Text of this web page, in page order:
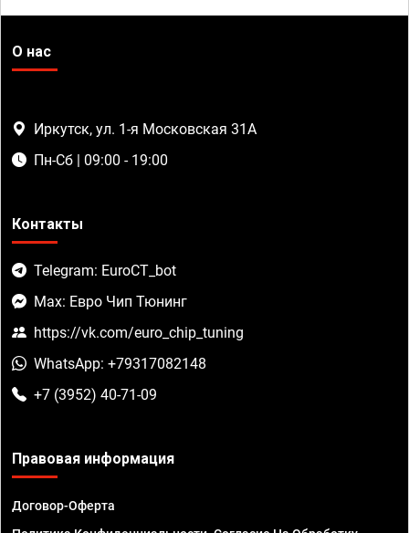
О нас
Иркутск, ул. 1-я Московская 31А
Пн-Сб | 09:00 - 19:00
Контакты
Telegram: EuroCT_bot
Max: Евро Чип Тюнинг
https://vk.com/euro_chip_tuning
WhatsApp: +79317082148
+7 (3952) 40-71-09
Правовая информация
Договор-Оферта